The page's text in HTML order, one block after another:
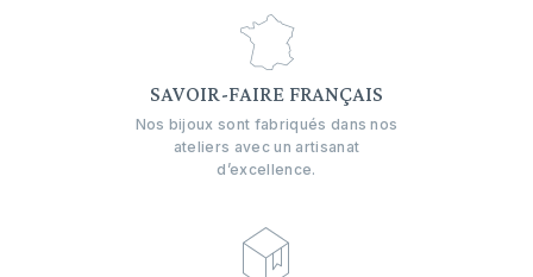
SAVOIR-FAIRE FRANÇAIS
Nos bijoux sont fabriqués dans nos
ateliers avec un artisanat
d’excellence.